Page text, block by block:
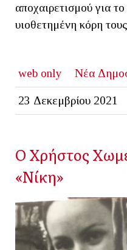
αποχαιρετισμού για
υιοθετημένη κόρη
web only
Νέα
23 Δεκεμβρίου 2021
Ο Χρήστος
«Νίκη»